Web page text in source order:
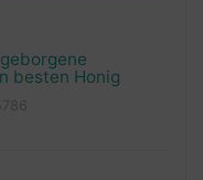
besten Honig